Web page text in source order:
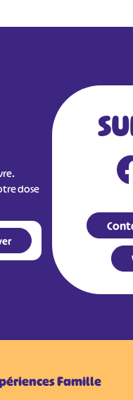
dose
Famille